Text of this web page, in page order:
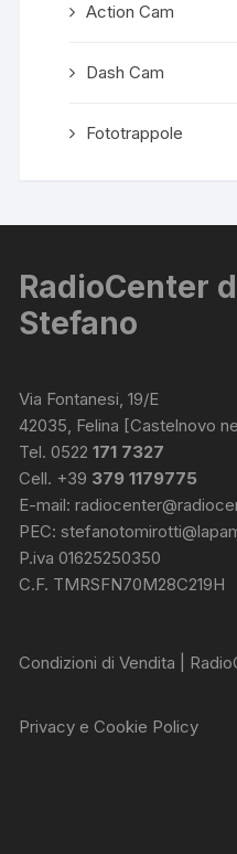
Action Cam
Dash Cam
Fototrappole
RadioCenter
Stefano
Via Fontanesi, 19/E
42035, Felina [Castelnovo
Tel. 0522171 7327
Cell. +39 379 1179775
E-mail:
PEC:
P.iva 01625250350
C.F. TMRSFN70M28C219H
Condizioni di Vendita |
Privacy e Cookie Policy